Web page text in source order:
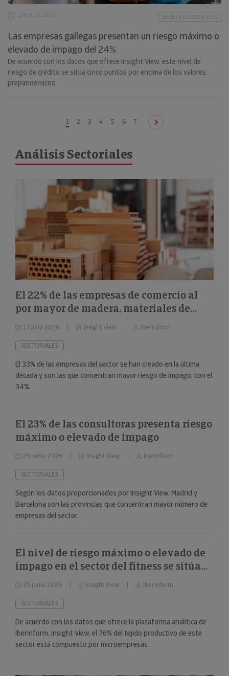
24 JULIO 2026 ANÁLISIS GEOGRÁFICOS
Las empresas gallegas presentan un riesgo máximo o
elevado de impago del 24%
De acuerdo con los datos que ofrece Insight View, este nivel de
riesgo de crédito se sitúa cinco puntos por encima de los valores
prepandémicos.
1 2 3 4 5 6 7
Análisis Sectoriales
El 22% de las empresas de comercio al
por mayor de madera, materiales de
construcción y aparatos sanitarios están
en riesgo máximo o elevado de impago
13 julio 2026 Insight View Iberinform
SECTORIALES
El 33% de las empresas del sector se han creado en la última
década y son las que concentran mayor riesgo de impago, con el
34%.
El 23% de las consultoras presenta riesgo
máximo o elevado de impago
29 junio 2026 Insight View Iberinform
SECTORIALES
Según los datos proporcionados por Insight View, Madrid y
Barcelona son las provincias que concentran mayor número de
empresas del sector.
El nivel de riesgo máximo o elevado de
impago en el sector del fitness se sitúa
en el 34%
25 junio 2026 Insight View Iberinform
SECTORIALES
De acuerdo con los datos que ofrece la plataforma analítica de
Iberinform, Insight View, el 76% del tejido productivo de este
sector está compuesto por microempresas.